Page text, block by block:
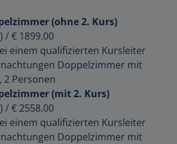
(ohne 2. Kurs)
/€ 1899.00
einem qualifizierten Kursleiter
Doppelzimmer mit
2 Personen
(mit 2. Kurs)
/€ 2558.00
einem qualifizierten Kursleiter
Doppelzimmer mit